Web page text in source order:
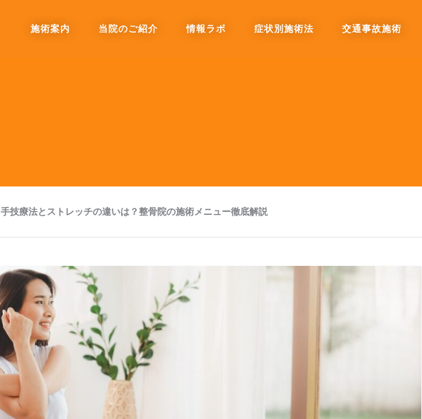
施術案内 当院のご紹介 情報ラボ 症状別施術法 交通事故施術
手技療法とストレッチの違いは？整骨院の施術メニュー徹底解説